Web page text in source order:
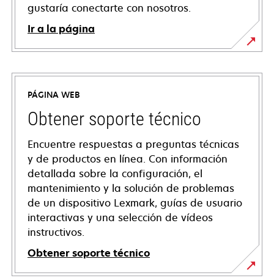
gustaría conectarte con nosotros.
Ir a la página
PÁGINA WEB
Obtener soporte técnico
Encuentre respuestas a preguntas técnicas
y de productos en línea. Con información
detallada sobre la configuración, el
mantenimiento y la solución de problemas
de un dispositivo Lexmark, guías de usuario
interactivas y una selección de vídeos
instructivos.
Obtener soporte técnico